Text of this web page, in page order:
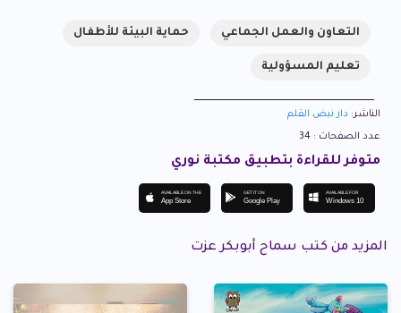
التعاون والعمل الجماعي حماية البيئة للأطفال
تعليم المسؤولية
الناشر: دار نبض القلم
عدد الصفحات : 34
متوفر للقراءة بتطبيق مكتبة نوري
AVAILABLE ON THE
App Store
GET IT ON
Google Play
AVAILABLE FOR
Windows 10
المزيد من كتب سماح أبوبكر عزت